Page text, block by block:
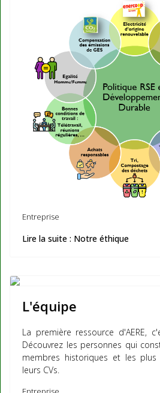
Entreprise
Lire la suite : Notre éthique
L'équipe
La première ressource d'AERE,
Découvrez les personnes qui
membres historiques et les
leurs CVs.